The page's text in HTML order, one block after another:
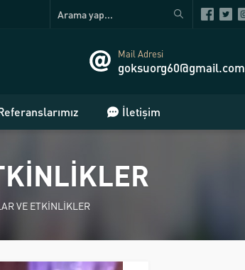
Mail Adresi
goksuorg60@gmail.com
İletişim
VE ETKİNLİKLER